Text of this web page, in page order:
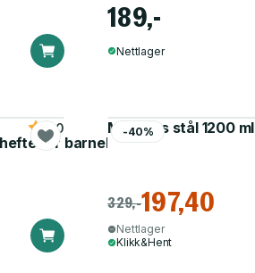
189,-
Nettlager
for barnehagen
5.0 -40%
Matboks stål 1200 ml
329,-197,40
Nettlager
Klikk&Hent